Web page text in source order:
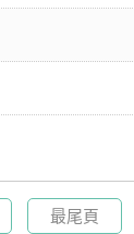
最尾頁